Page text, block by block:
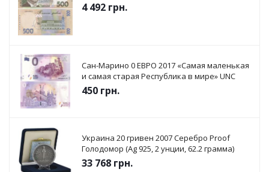
4 492 грн.
Сан-Марино 0 ЕВРО 2017 «Самая маленькая
и самая старая Республика в мире» UNC
450 грн.
Украина 20 гривен 2007 Серебро Proof
Голодомор (Ag 925, 2 унции, 62.2 грамма)
33 768 грн.